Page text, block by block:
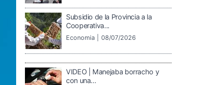
Subsidio de la Provincia a la
Cooperativa...
Economia | 08/07/2026
VIDEO | Manejaba borracho y
con una...